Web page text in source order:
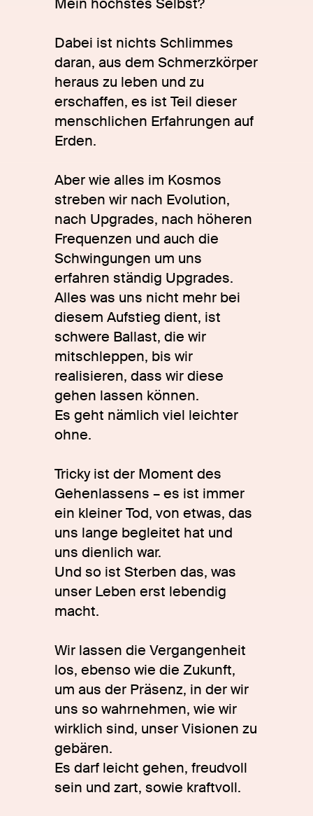
Dabei ist nichts Schlimmes
daran, aus dem Schmerzkörper
heraus zu leben und zu
erschaffen, es ist Teil dieser
menschlichen Erfahrungen auf
Erden.
Aber wie alles im Kosmos
streben wir nach Evolution,
nach Upgrades, nach höheren
Frequenzen und auch die
Schwingungen um uns
erfahren ständig Upgrades.
Alles was uns nicht mehr bei
diesem Aufstieg dient, ist
schwere Ballast, die wir
mitschleppen, bis wir
realisieren, dass wir diese
gehen lassen können.
Es geht nämlich viel leichter
ohne.
Tricky ist der Moment des
Gehenlassens – es ist immer
ein kleiner Tod, von etwas, das
uns lange begleitet hat und
uns dienlich war.
Und so ist Sterben das, was
unser Leben erst lebendig
macht.
Wir lassen die Vergangenheit
los, ebenso wie die Zukunft,
um aus der Präsenz, in der wir
uns so wahrnehmen, wie wir
wirklich sind, unser Visionen zu
gebären.
Es darf leicht gehen, freudvoll
sein und zart, sowie kraftvoll.